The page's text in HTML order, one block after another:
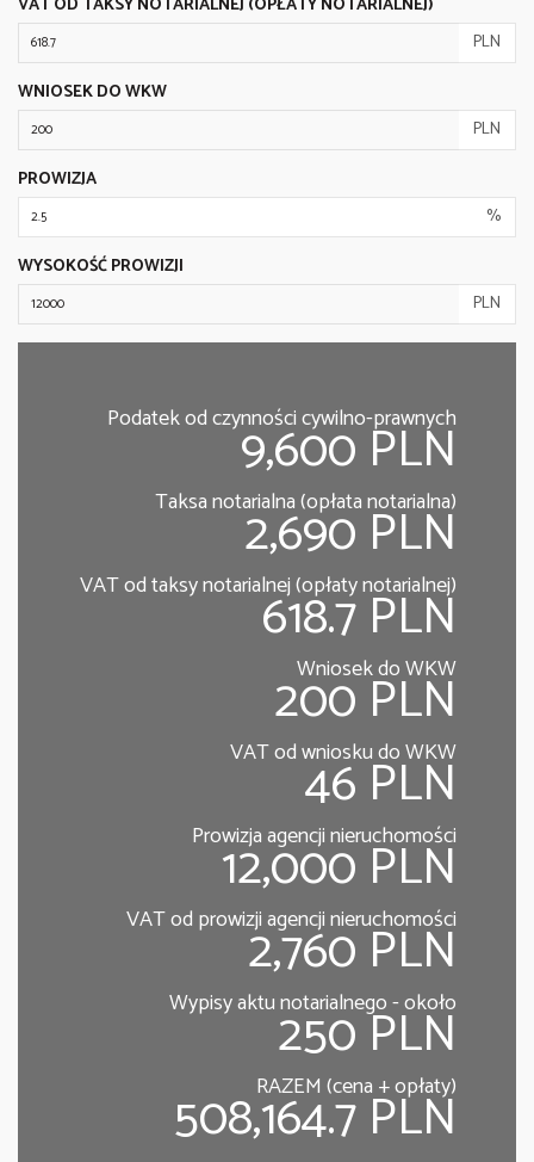
PLN
WNIOSEK DO WKW
PLN
PROWIZJA
%
WYSOKOŚĆ PROWIZJI
PLN
Podatek od czynności cywilno-prawnych
9,600 PLN
Taksa notarialna (opłata notarialna)
2,690 PLN
VAT od taksy notarialnej (opłaty notarialnej)
618.7 PLN
Wniosek do WKW
200 PLN
VAT od wniosku do WKW
46 PLN
Prowizja agencji nieruchomości
12,000 PLN
VAT od prowizji agencji nieruchomości
2,760 PLN
Wypisy aktu notarialnego - około
250 PLN
RAZEM (cena + opłaty)
508,164.7 PLN